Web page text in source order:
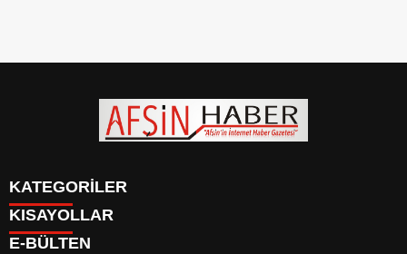
KATEGORİLER
SİYASET
KISAYOLLAR
E-BÜLTEN